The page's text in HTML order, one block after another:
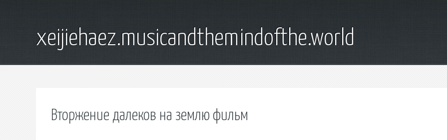
xeijiehaez.musicandthemindofthe.world
Вторжение далеков на землю фильм